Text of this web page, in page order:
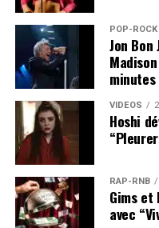
POP-ROCK
Jon
VIDEOS
Hoshi
RAP-RNB
Gims et
avec